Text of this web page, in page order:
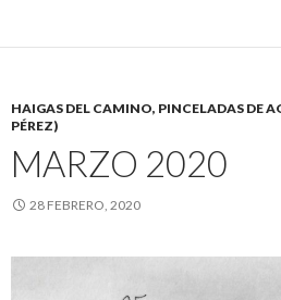
HAIGAS DEL CAMINO, PINCELADAS DE
PÉREZ)
MARZO 2020
28 FEBRERO, 2020